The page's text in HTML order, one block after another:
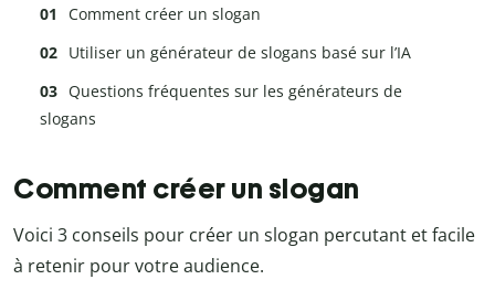
Comment créer un slogan
Utiliser un générateur de slogans basé sur l’IA
Questions fréquentes sur les générateurs de
slogans
Comment créer un slogan
Voici 3 conseils pour créer un slogan percutant et facile
à retenir pour votre audience.